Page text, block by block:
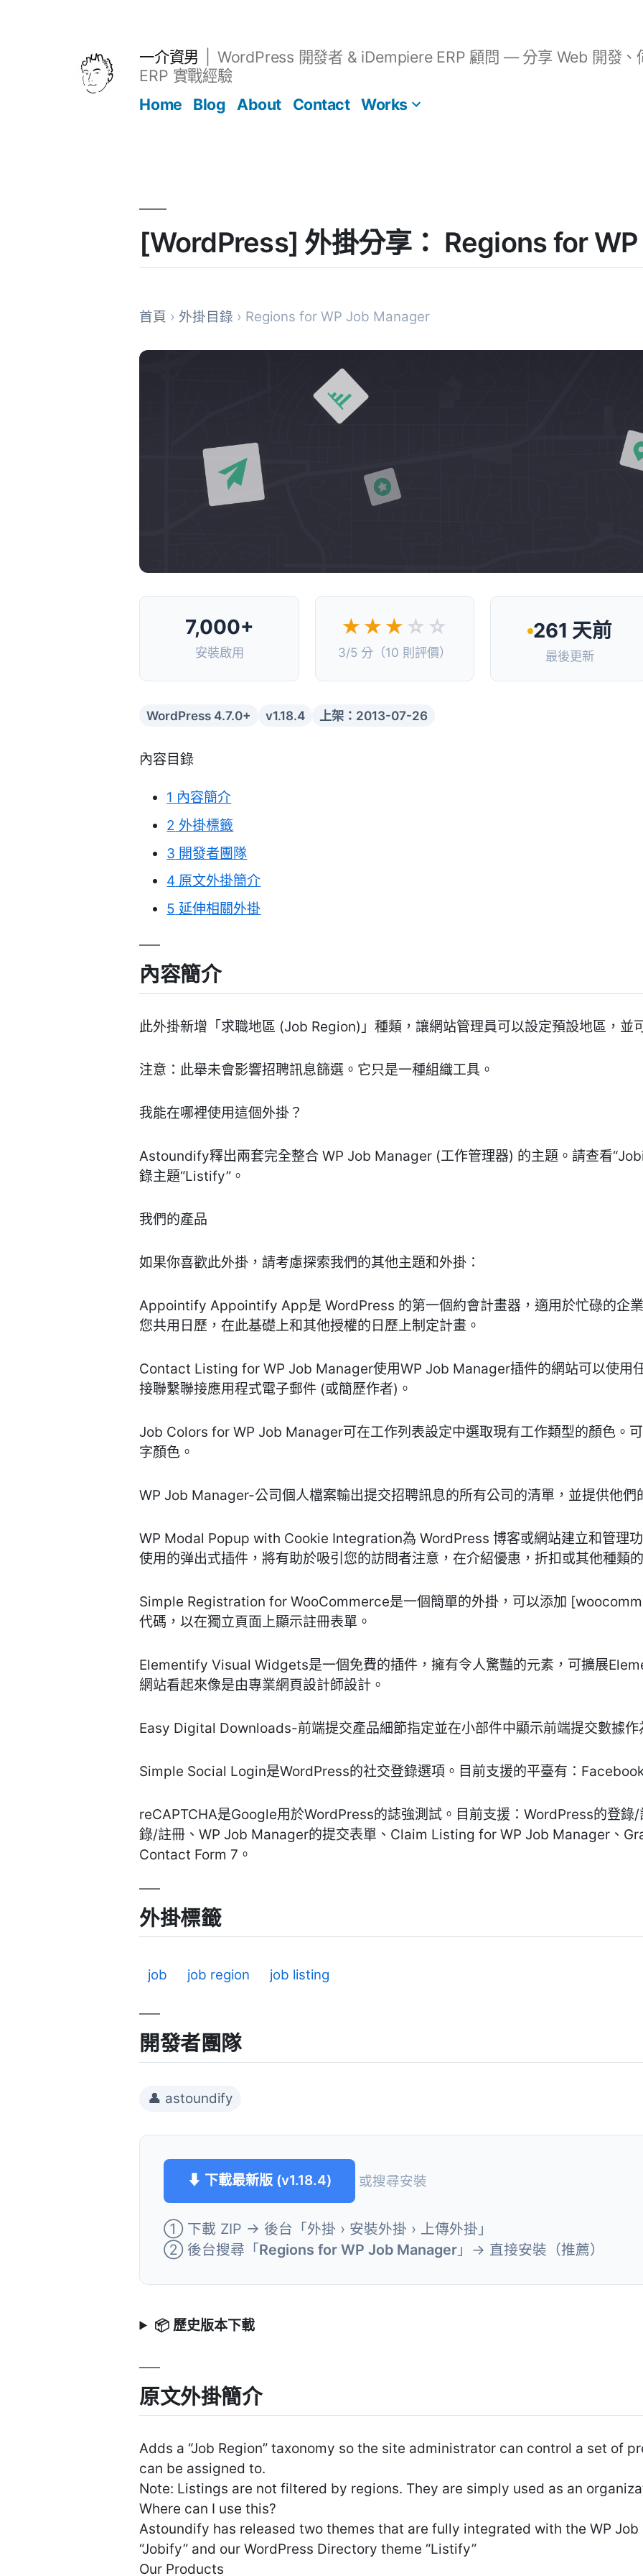
一介資男
WordPress 開發者 & iDempiere ERP 顧問 — 分享 Web 開發、
ERP 實戰經驗
Home
Blog About Contact Works
[WordPress] 外掛分享： Regions for
首頁 › 外掛目錄 › Regions for WP Job Manager
7,000+
安裝啟用
★★★ ☆☆
3/5 分（10 則評價）
261 天前
最後更新
WordPress 4.7.0+ v1.18.4 上架：2013-07-26
內容目錄
1 內容簡介
2 外掛標籤
3 開發者團隊
4 原文外掛簡介
5 延伸相關外掛
內容簡介
此外掛新增「求職地區 (Job Region)」種類，讓網站管理員可以設定預設地區，並
注意：此舉未會影響招聘訊息篩選。它只是一種組織工具。
我能在哪裡使用這個外掛？
Astoundify釋出兩套完全整合 WP Job Manager (工作管理器) 的主題。請查看
錄主題“Listify”。
我們的產品
如果你喜歡此外掛，請考慮探索我們的其他主題和外掛：
Appointify Appointify App是 WordPress 的第一個約會計畫器，適用於忙碌的企
您共用日歷，在此基礎上和其他授權的日歷上制定計畫。
Contact Listing for WP Job Manager使用WP Job Manager插件的網站可以使用
接聯繫聯接應用程式電子郵件 (或簡歷作者)。
Job Colors for WP Job Manager可在工作列表設定中選取現有工作類型的顏色。
字顏色。
WP Job Manager-公司個人檔案輸出提交招聘訊息的所有公司的清單，並提供他們
WP Modal Popup with Cookie Integration為 WordPress 博客或網站建立和管理
使用的弹出式插件，將有助於吸引您的訪問者注意，在介紹優惠，折扣或其他種類
Simple Registration for WooCommerce是一個簡單的外掛，可以添加
代碼，以在獨立頁面上顯示註冊表單。
Elementify Visual Widgets是一個免費的插件，擁有令人驚豔的元素，可擴展
網站看起來像是由專業網頁設計師設計。
Easy Digital Downloads-前端提交產品細節指定並在小部件中顯示前端提交數據作
Simple Social Login是WordPress的社交登錄選項。目前支援的平臺有：
reCAPTCHA是Google用於WordPress的誌強測試。目前支援：WordPress的登
錄/註冊、WP Job Manager的提交表單、Claim Listing for WP Job Manager、
Contact Form 7。
外掛標籤
job job region job listing
開發者團隊
👤 astoundify
⬇ 下載最新版 (v1.18.4) 或搜尋安裝
① 下載 ZIP → 後台「外掛 › 安裝外掛 › 上傳外掛」
② 後台搜尋「Regions for WP Job Manager 」→ 直接安裝（推薦）
📦 歷史版本下載
原文外掛簡介
Adds a “Job Region” taxonomy so the site administrator can control a set of
can be assigned to.
Note: Listings are not filtered by regions. They are simply used as an
Where can I use this?
Astoundify has released two themes that are fully integrated with the WP
“Jobify” and our WordPress Directory theme “Listify”
Our Products